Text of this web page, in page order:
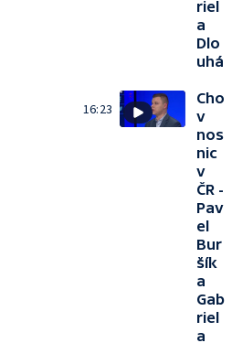
riel
a
Dlo
uhá
16:23
Cho
v
nos
nic
v
ČR -
Pav
el
Bur
šík
a
Gab
riel
a